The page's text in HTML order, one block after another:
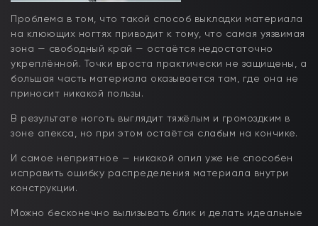
Проблема в том, что такой способ выкладки материала
на клюющих ногтях приводит к тому, что самая уязвимая
зона — свободный край — остаётся недостаточно
укреплённой. Точки вроста практически не защищены, а
большая часть материала оказывается там, где она не
приносит никакой пользы.
В результате ноготь выглядит тяжёлым и громоздким в
зоне апекса, но при этом остаётся слабым на кончике.
И самое неприятное — никакой опил уже не способен
исправить ошибку распределения материала внутри
конструкции.
Можно бесконечно вылизывать блик и делать идеальные